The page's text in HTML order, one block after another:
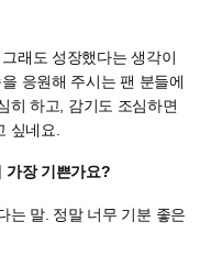
래도 성장했다는 생각이
응원해 주시는 팬 분들에
히 하고, 감기도 조심하면
싶네요.
가장 기쁜가요?
는 말. 정말 너무 기분 좋은